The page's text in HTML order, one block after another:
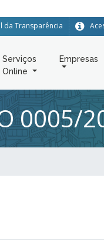
da Transparência
Serviços
Online
Empresas
0005/